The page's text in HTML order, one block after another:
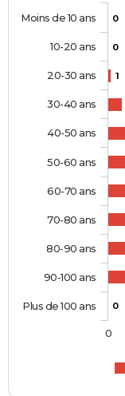
0
0
1
0
Moins de 10 ans
10-20 ans
20-30 ans
30-40 ans
40-50 ans
50-60 ans
60-70 ans
70-80 ans
80-90 ans
90-100 ans
Plus de 100 ans
0